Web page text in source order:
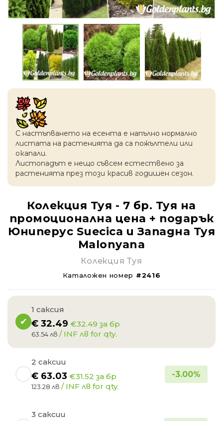
С настъпването на есентa е напълно нормално
листата на растенията да са пожълтели или
окапaли.
Листопадът е нещо съвсем естествено за
растенията през този красив годишен сезон.
Колекция Туя - 7 бр. Туя на
промоционална цена + подарък
Юниперус Suecica и Западна Туя
Malonyana
Колекция Туя
Каталожен номер #2416
1 саксия
€ 32.49 €32.49 за бр
63.54 лв / INF лв for qty.
2 саксии
€ 63.03 €31.52 за бр
123.28 лв / INF лв for qty.
-3.00%
3 саксии